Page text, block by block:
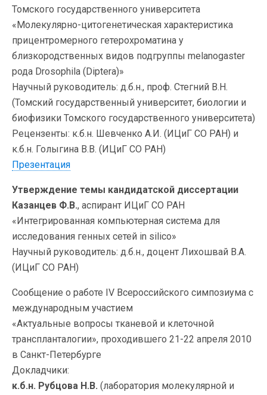
Томского государственного университета
«Молекулярно-цитогенетическая характеристика
прицентромерного гетерохроматина у
близкородственных видов подгруппы melanogaster
рода Drosophila (Diptera)»
Научный руководитель: д.б.н., проф. Стегний В.Н.
(Томский государственный университет, биологии и
биофизики Томского государственного университета)
Рецензенты: к.б.н. Шевченко А.И. (ИЦиГ СО РАН) и
к.б.н. Голыгина В.В. (ИЦиГ СО РАН)
Презентация
Утверждение темы кандидатской диссертации
Казанцев Ф.В., аспирант ИЦиГ СО РАН
«Интегрированная компьютерная система для
исследования генных сетей in silico»
Научный руководитель: д.б.н., доцент Лихошвай В.А.
(ИЦиГ СО РАН)
Сообщение о работе IV Всероссийского симпозиума с
международным участием
«Актуальные вопросы тканевой и клеточной
транспланталогии», проходившего 21-22 апреля 2010
в Санкт-Петербурге
Докладчики:
к.б.н. Рубцова Н.В. (лаборатория молекулярной и